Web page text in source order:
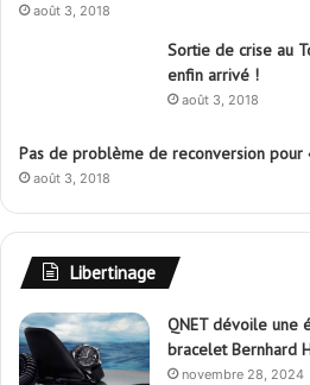
août 3, 2018
Sortie de crise au
enfin arrivé !
août 3, 2018
Pas de problème de reconversion
août 3, 2018
Libertinage
QNET dévoile une
bracelet Bernhard
novembre 28, 2024